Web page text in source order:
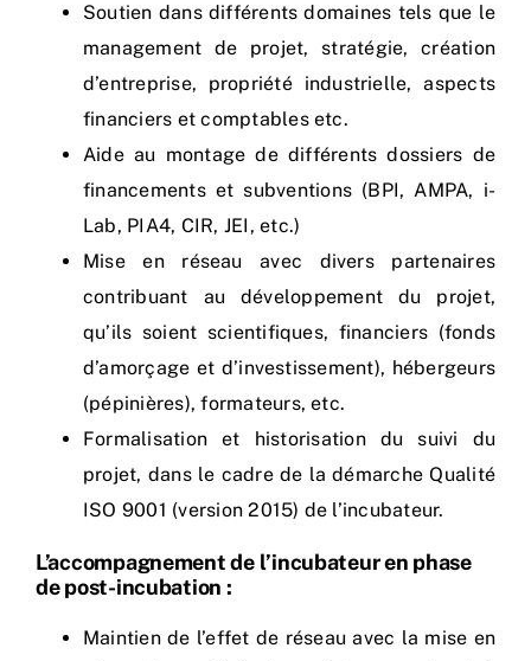
Soutien dans différents domaines tels que le
management de projet, stratégie, création
d’entreprise, propriété industrielle, aspects
financiers et comptables etc.
Aide au montage de différents dossiers de
financements et subventions (BPI, AMPA, i-
Lab, PIA4, CIR, JEI, etc.)
Mise en réseau avec divers partenaires
contribuant au développement du projet,
qu’ils soient scientifiques, financiers (fonds
d’amorçage et d’investissement), hébergeurs
(pépinières), formateurs, etc.
Formalisation et historisation du suivi du
projet, dans le cadre de la démarche Qualité
ISO 9001 (version 2015) de l’incubateur.
L’accompagnement de l’incubateur en phase
de post-incubation :
Maintien de l’effet de réseau avec la mise en